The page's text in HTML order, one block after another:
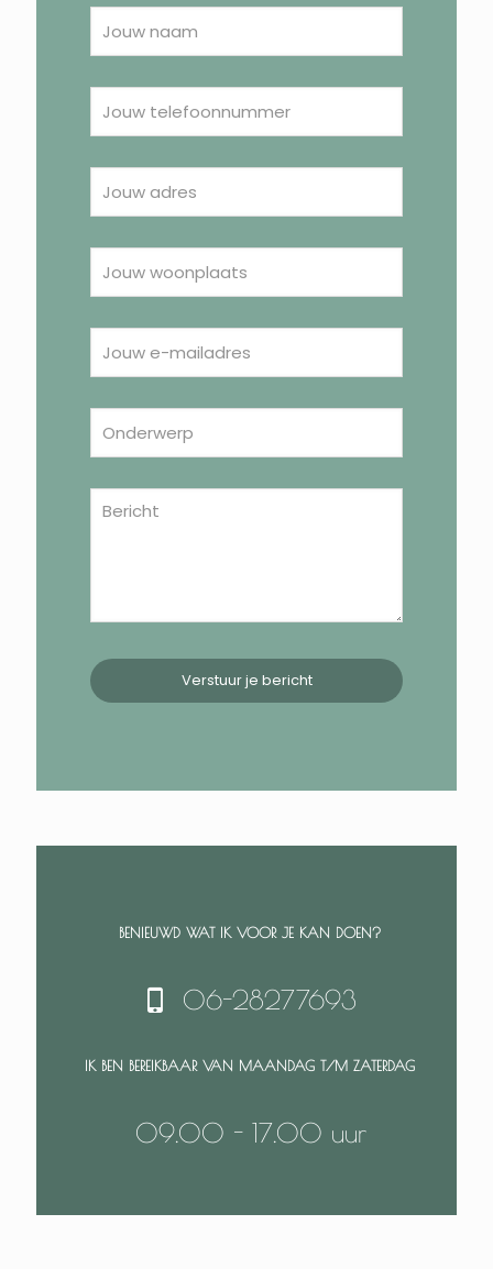
BENIEUWD WAT IK VOOR JE KAN DOEN?
06-28277693
IK BEN BEREIKBAAR VAN MAANDAG T/M ZATERDAG
09.00 - 17.00 uur